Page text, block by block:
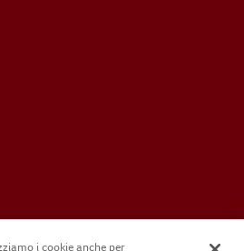
i cookie anche per